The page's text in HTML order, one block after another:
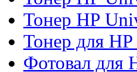
Тонер HP
Тонер для
Фотовал для